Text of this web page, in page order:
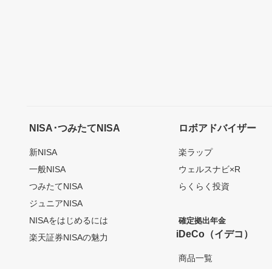
NISA･つみたてNISA
新NISA
一般NISA
つみたてNISA
ジュニアNISA
NISAをはじめるには
楽天証券NISAの魅力
ロボアドバイザー
楽ラップ
ウェルスナビ×R
らくらく投資
確定拠出年金
iDeCo（イデコ）
商品一覧